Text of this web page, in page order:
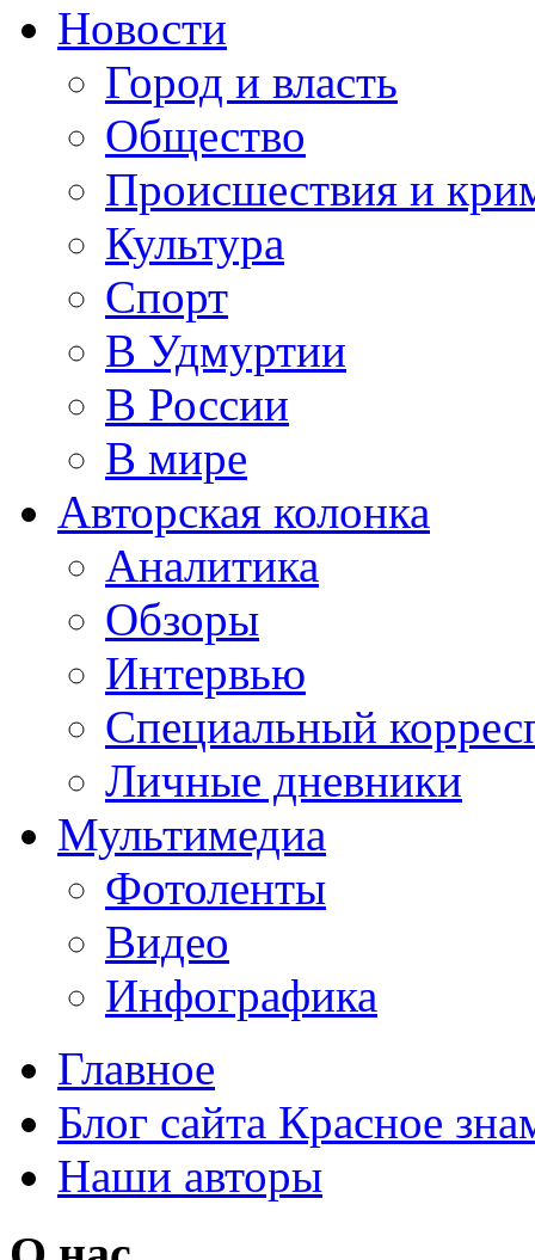
Новости
Город и власть
Общество
Происшествия и
Культура
Спорт
В Удмуртии
В России
В мире
Авторская колонка
Аналитика
Обзоры
Интервью
Специальный
Личные дневники
Мультимедиа
Фотоленты
Видео
Инфографика
Главное
Блог сайта Красное
Наши авторы